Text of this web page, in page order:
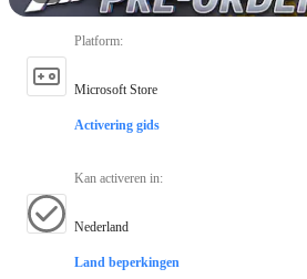
Platform:
Microsoft Store
Activering gids
Kan activeren in:
Nederland
Land beperkingen